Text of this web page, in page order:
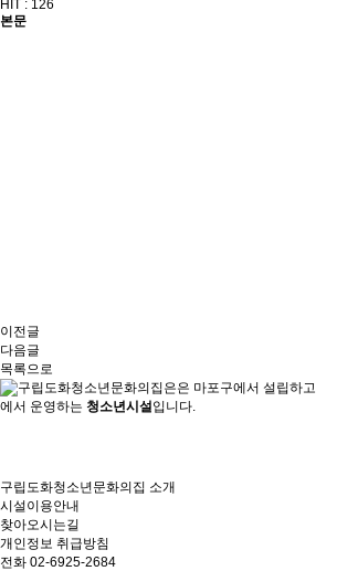
HIT : 126
본문
이전글
다음글
목록으로
은 마포구에서 설립하고
에서 운영하는 청소년시설입니다.
구립도화청소년문화의집 소개
시설이용안내
찾아오시는길
개인정보 취급방침
전화 02-6925-2684